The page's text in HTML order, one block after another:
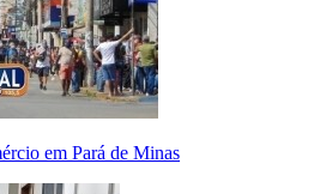
em Pará de Minas